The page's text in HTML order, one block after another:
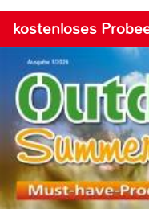
kostenloses